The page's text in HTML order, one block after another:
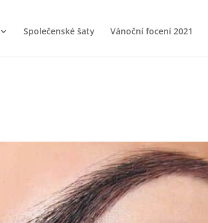
Společenské šaty Vánoční focení 2021